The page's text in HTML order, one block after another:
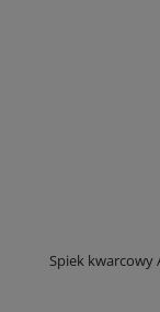
Spiek kwarcowy